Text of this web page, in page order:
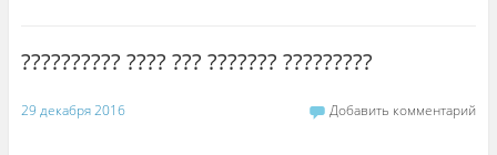
?????????? ???? ??? ??????? ?????????
29 декабря 2016 Добавить комментарий